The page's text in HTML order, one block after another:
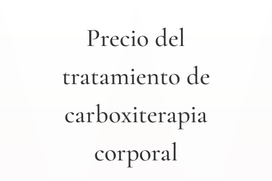
Precio del
tratamiento de
carboxiterapia
corporal